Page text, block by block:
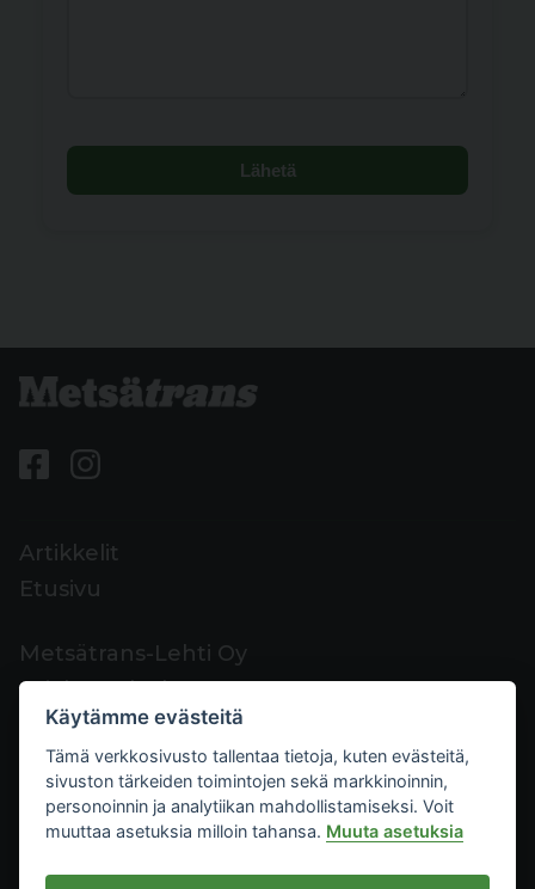
Lähetä
Artikkelit
Etusivu
Metsätrans-Lehti Oy
Asiakaspalvelu
Yhteystiedot
Palaute
Mediakortti
Käytämme evästeitä
Tämä verkkosivusto tallentaa tietoja, kuten evästeitä,
sivuston tärkeiden toimintojen sekä markkinoinnin,
personoinnin ja analytiikan mahdollistamiseksi. Voit
muuttaa asetuksia milloin tahansa. Muuta asetuksia